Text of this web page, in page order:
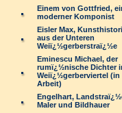
Einem von Gottfried,
moderner Komponist
Eisler Max,
aus der Unteren
Weiï¿½gerberstraï¿½e
Eminescu Michael, der
rumï¿½nische Dichter
Weiï¿½gerberviertel (in
Arbeit)
Engelhart,
Maler und Bildhauer